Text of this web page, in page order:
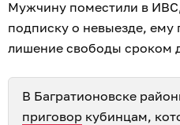
Мужчину поместили в
подписку о невыезде, ему
лишение свободы сроком
В Багратионовске
приговор кубинцам,